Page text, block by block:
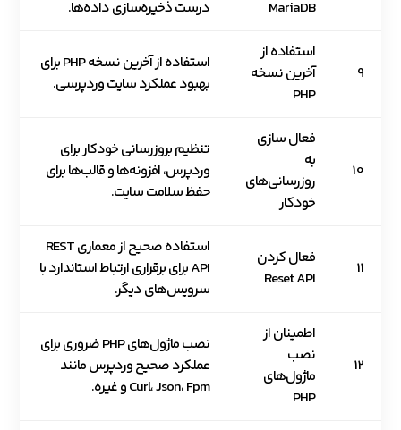
MariaDB
درست ذخیره‌سازی داده‌ها.
9
استفاده از
آخرین نسخه
PHP
استفاده از آخرین نسخه PHP برای
بهبود عملکرد سایت وردپرسی.
10
فعال سازی
به
روزرسانی‌های
خودکار
تنظیم بروزرسانی خودکار برای
وردپرس، افزونه‌ها و قالب‌ها برای
حفظ سلامت سایت.
11
فعال کردن
Reset API
استفاده صحیح از معماری REST
API برای برقراری ارتباط استاندارد با
سرویس‌های دیگر.
12
اطمینان از
نصب
ماژول‌های
PHP
نصب ماژول‌های PHP ضروری برای
عملکرد صحیح وردپرس مانند
Curl، Json، Fpm و غیره.